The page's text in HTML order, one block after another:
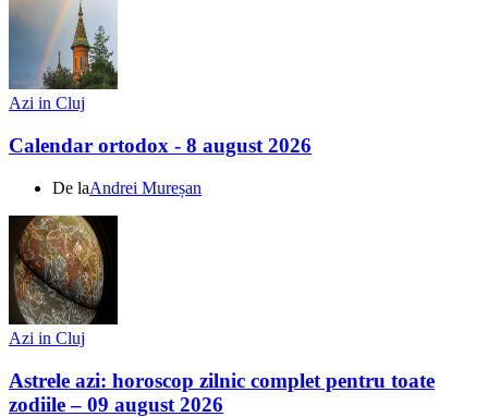
Azi in Cluj
Calendar ortodox - 8 august 2026
De laAndrei Mureșan
Azi in Cluj
Astrele azi: horoscop zilnic complet pentru toate
zodiile – 09 august 2026